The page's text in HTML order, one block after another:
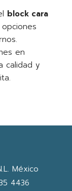
block cara
en
calidad y
México
4436